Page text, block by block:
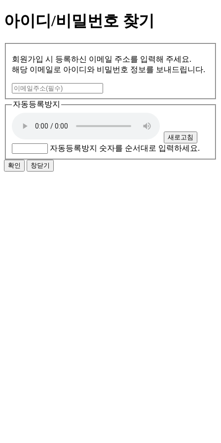
아이디/비밀번호 찾기
회원가입 시 등록하신 이메일 주소를 입력해 주세요.
해당 이메일로 아이디와 비밀번호 정보를 보내드립니다.
자동등록방지
새로고침
자동등록방지 숫자를 순서대로 입력하세요.
창닫기